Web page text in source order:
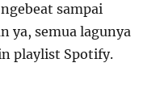
sampai
ya, semua lagunya
playlist Spotify.